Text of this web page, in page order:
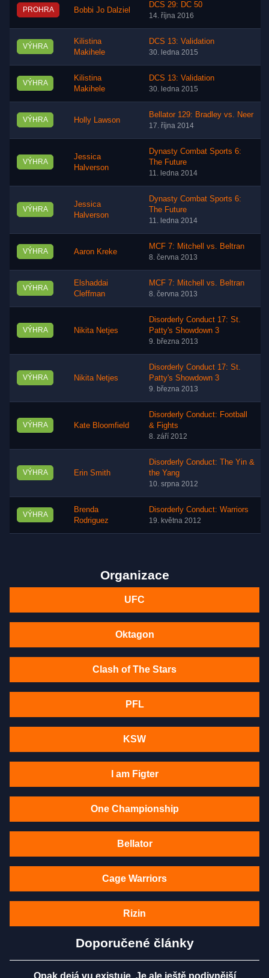
PROHRA Bobbi Jo Dalziel
DCS 29: DC 50
14. října 2016
VÝHRA
Kilistina
Makihele
DCS 13: Validation
30. ledna 2015
VÝHRA
Kilistina
Makihele
DCS 13: Validation
30. ledna 2015
VÝHRA Holly Lawson
Bellator 129: Bradley vs. Neer
17. října 2014
VÝHRA
Jessica
Halverson
Dynasty Combat Sports 6:
The Future
11. ledna 2014
VÝHRA
Jessica
Halverson
Dynasty Combat Sports 6:
The Future
11. ledna 2014
VÝHRA Aaron Kreke
MCF 7: Mitchell vs. Beltran
8. června 2013
VÝHRA
Elshaddai
Cleffman
MCF 7: Mitchell vs. Beltran
8. června 2013
VÝHRA Nikita Netjes
Disorderly Conduct 17: St.
Patty's Showdown 3
9. března 2013
VÝHRA Nikita Netjes
Disorderly Conduct 17: St.
Patty's Showdown 3
9. března 2013
VÝHRA Kate Bloomfield
Disorderly Conduct: Football
& Fights
8. září 2012
VÝHRA Erin Smith
Disorderly Conduct: The Yin &
the Yang
10. srpna 2012
VÝHRA
Brenda
Rodriguez
Disorderly Conduct: Warriors
19. května 2012
Organizace
UFC
Oktagon
Clash of The Stars
PFL
KSW
I am Figter
One Championship
Bellator
Cage Warriors
Rizin
Doporučené články